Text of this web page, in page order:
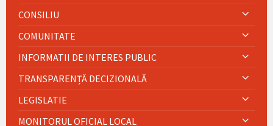
CONSILIU
COMUNITATE
INFORMATII DE INTERES PUBLIC
TRANSPARENȚĂ DECIZIONALĂ
LEGISLATIE
MONITORUL OFICIAL LOCAL